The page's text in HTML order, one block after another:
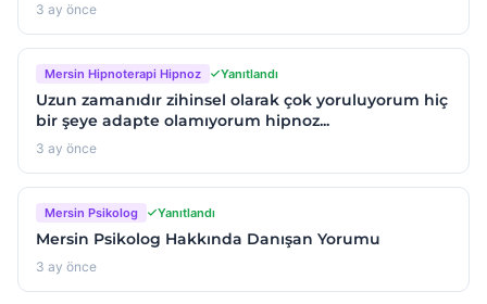
3 ay önce
Mersin Hipnoterapi Hipnoz Yanıtlandı
Uzun zamanıdır zihinsel olarak çok yoruluyorum hiç
bir şeye adapte olamıyorum hipnoz...
3 ay önce
Mersin Psikolog Yanıtlandı
Mersin Psikolog Hakkında Danışan Yorumu
3 ay önce